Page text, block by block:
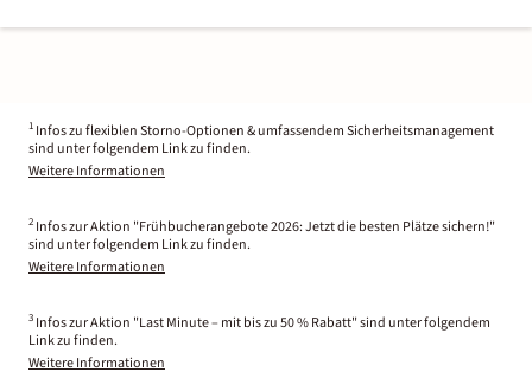
1 Infos zu flexiblen Storno-Optionen & umfassendem Sicherheitsmanagement
sind unter folgendem Link zu finden.
Weitere Informationen
2 Infos zur Aktion "Frühbucherangebote 2026: Jetzt die besten Plätze sichern!"
sind unter folgendem Link zu finden.
Weitere Informationen
3 Infos zur Aktion "Last Minute – mit bis zu 50 % Rabatt" sind unter folgendem
Link zu finden.
Weitere Informationen